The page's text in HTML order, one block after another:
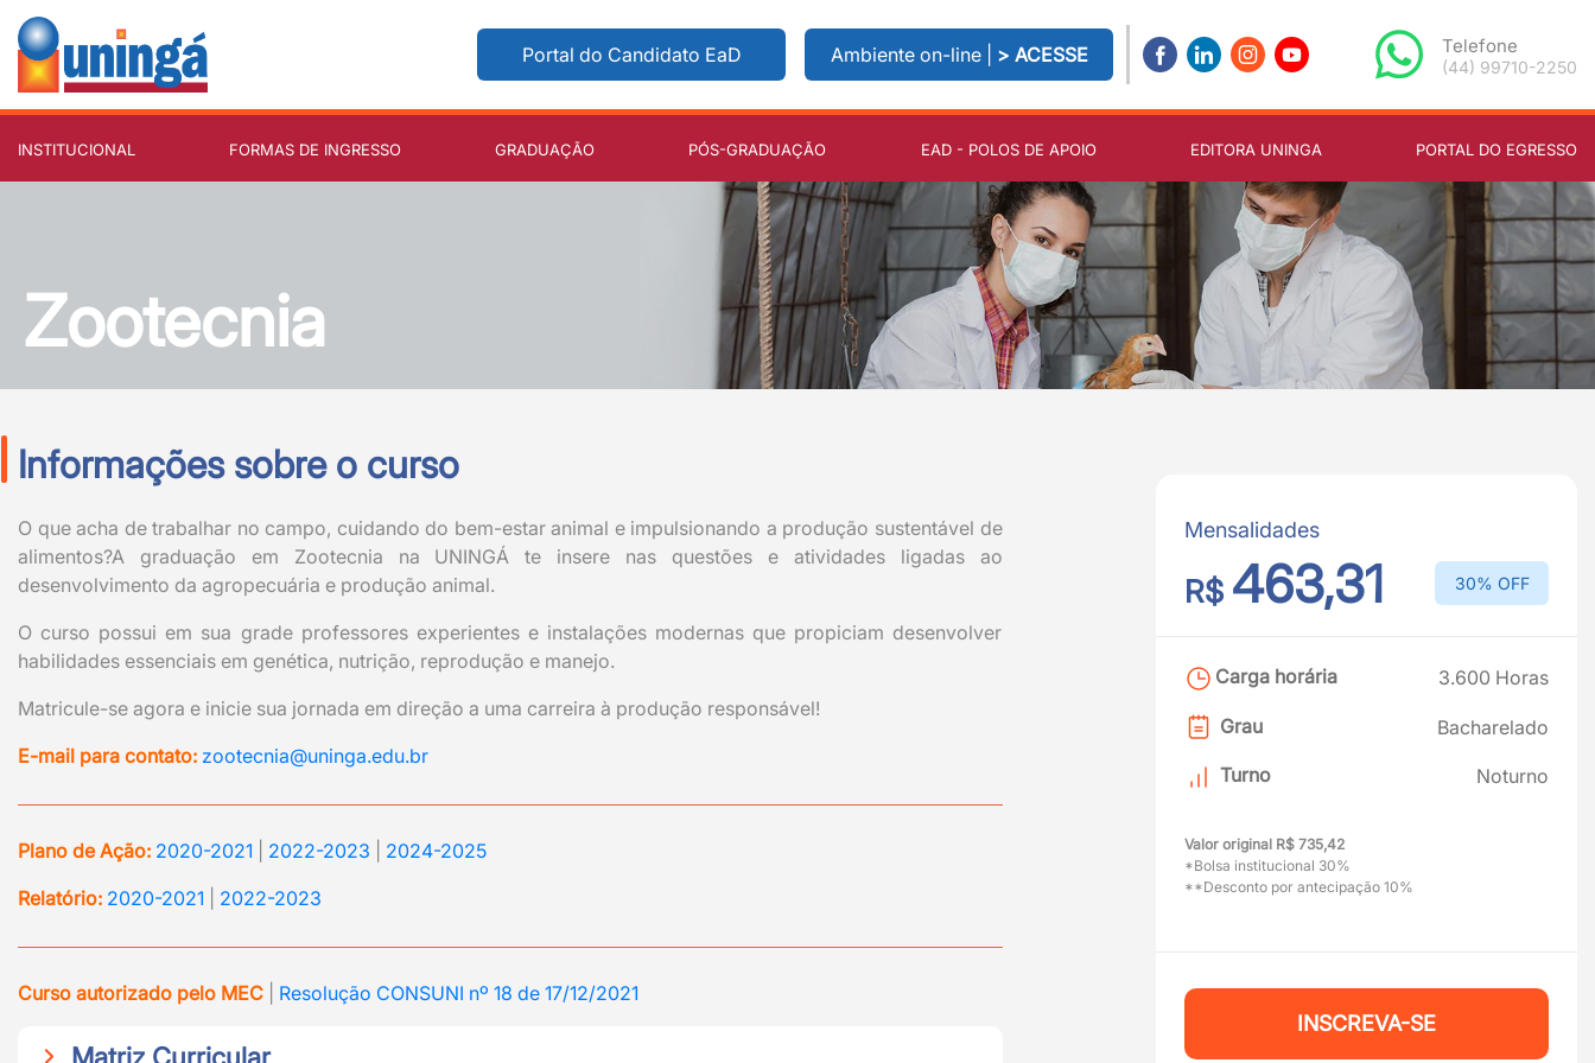
Portal do Candidato EaD Ambiente on-line | > ACESSE Telefone
(44) 99710-2250
INSTITUCIONAL FORMAS DE INGRESSO GRADUAÇÃO PÓS-GRADUAÇÃO EAD - POLOS DE APOIO EDITORA UNINGA PORTAL DO EGRESSO
Zootecnia
Informações sobre o curso
O que acha de trabalhar no campo, cuidando do bem-estar animal e impulsionando a produção sustentável de
alimentos?A graduação em Zootecnia na UNINGÁ te insere nas questões e atividades ligadas ao
desenvolvimento da agropecuária e produção animal.
O curso possui em sua grade professores experientes e instalações modernas que propiciam desenvolver
habilidades essenciais em genética, nutrição, reprodução e manejo.
Matricule-se agora e inicie sua jornada em direção a uma carreira à produção responsável!
E-mail para contato: zootecnia@uninga.edu.br
Plano de Ação: 2020-2021 2022-2023
2024-2025
Relatório: 2020-2021 2022-2023
Curso autorizado pelo MEC Resolução CONSUNI nº 18 de 17/12/2021
Matriz Curricular
Mensalidades
R$ 463,31 30% OFF
Carga horária 3.600 Horas
Grau Bacharelado
Turno Noturno
Valor original R$ 735,42
*Bolsa institucional 30%
**Desconto por antecipação 10%
INSCREVA-SE